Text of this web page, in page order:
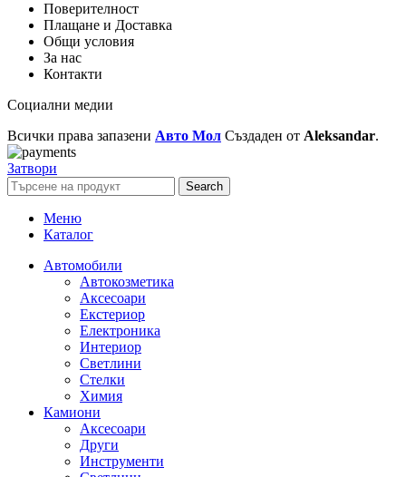
Поверителност
Плащане и Доставка
Общи условия
За нас
Контакти
Социални медии
Всички права запазени Авто Мол Създаден от Aleksandar.
Затвори
Search
Меню
Каталог
Автомобили
Автокозметика
Аксесоари
Екстериор
Електроника
Интериор
Светлини
Стелки
Химия
Камиони
Аксесоари
Други
Инструменти